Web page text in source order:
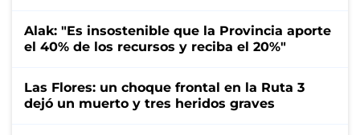
Alak: "Es insostenible que la Provincia aporte
el 40% de los recursos y reciba el 20%"
Las Flores: un choque frontal en la Ruta 3
dejó un muerto y tres heridos graves